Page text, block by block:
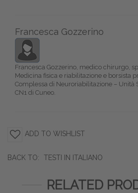
Francesca Gozzerino
Francesca Gozzerino, medico chirurgo,
Medicina fisica e riabilitazione e borsista
Complessa di Neuroriabilitazione – Unità
CN1 di Cuneo.
ADD TO WISHLIST
BACK TO: TESTI IN ITALIANO
RELATED